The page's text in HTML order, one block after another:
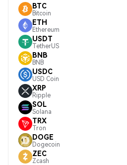
BTC
Bitcoin
ETH
Ethereum
USDT
TetherUS
BNB
BNB
USDC
USD Coin
XRP
Ripple
SOL
Solana
TRX
Tron
DOGE
Dogecoin
ZEC
Zcash